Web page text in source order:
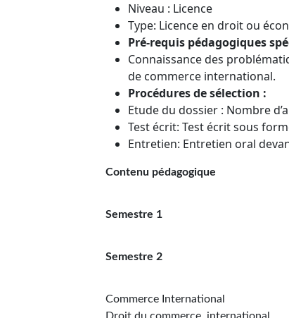
Niveau : Licence
Type: Licence en droit ou
Pré-requis pédagogiques
Connaissance des
de commerce international.
Procédures de sélection :
Etude du dossier : Nombre
Test écrit: Test écrit sous
Entretien: Entretien oral
Contenu pédagogique
Semestre 1
Semestre 2
Commerce International